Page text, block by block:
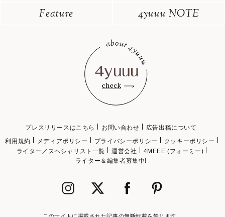
Feature
4yuuu NOTE
プレスリリースはこちら お問い合わせ
広告出稿について
利用規約
メディアポリシー プライバシーポリシー
クッキーポリシー
ライター／スペシャリスト一覧
運営会社
4MEEE (フォーミー)
ライター＆編集者募集中!